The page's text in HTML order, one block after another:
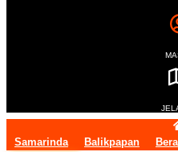
Samarinda Balikpapan